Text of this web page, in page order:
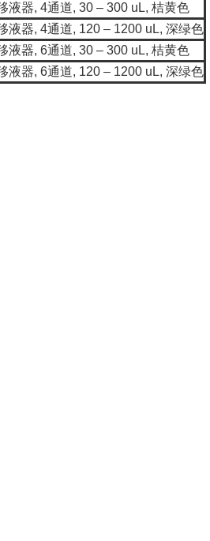
液器, 4通道, 30 – 300 uL, 桔黄色
液器, 4通道, 120 – 1200 uL, 深绿色
液器, 6通道, 30 – 300 uL, 桔黄色
液器, 6通道, 120 – 1200 uL, 深绿色